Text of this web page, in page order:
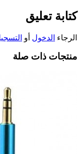
كتابة تعليق
الرجاء الدخول أو
منتجات ذات صلة